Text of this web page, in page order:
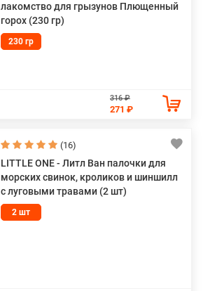
лакомство для грызунов Плющенный
горох (230 гр)
230 гр
316 ₽
271 ₽
(16)
LITTLE ONE - Литл Ван палочки для
морских свинок, кроликов и шиншилл
с луговыми травами (2 шт)
2 шт